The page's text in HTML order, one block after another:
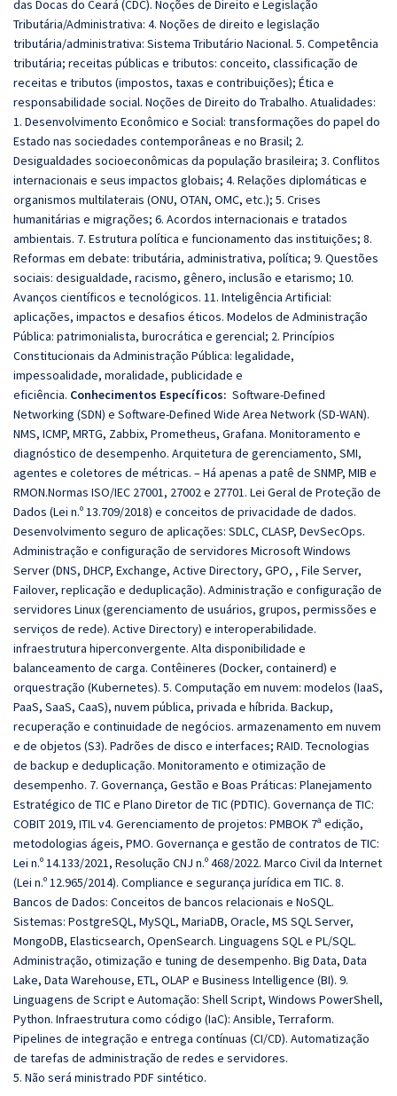
das Docas do Ceará (CDC). Noções de Direito e Legislação
Tributária/Administrativa: 4. Noções de direito e legislação
tributária/administrativa: Sistema Tributário Nacional. 5. Competência
tributária; receitas públicas e tributos: conceito, classificação de
receitas e tributos (impostos, taxas e contribuições); Ética e
responsabilidade social. Noções de Direito do Trabalho. Atualidades:
1. Desenvolvimento Econômico e Social: transformações do papel do
Estado nas sociedades contemporâneas e no Brasil; 2.
Desigualdades socioeconômicas da população brasileira; 3. Conflitos
internacionais e seus impactos globais; 4. Relações diplomáticas e
organismos multilaterais (ONU, OTAN, OMC, etc.); 5. Crises
humanitárias e migrações; 6. Acordos internacionais e tratados
ambientais. 7. Estrutura política e funcionamento das instituições; 8.
Reformas em debate: tributária, administrativa, política; 9. Questões
sociais: desigualdade, racismo, gênero, inclusão e etarismo; 10.
Avanços científicos e tecnológicos. 11. Inteligência Artificial:
aplicações, impactos e desafios éticos. Modelos de Administração
Pública: patrimonialista, burocrática e gerencial; 2. Princípios
Constitucionais da Administração Pública: legalidade,
impessoalidade, moralidade, publicidade e
eficiência. Conhecimentos Específicos: Software-Defined
Networking (SDN) e Software-Defined Wide Area Network (SD-WAN).
NMS, ICMP, MRTG, Zabbix, Prometheus, Grafana. Monitoramento e
diagnóstico de desempenho. Arquitetura de gerenciamento, SMI,
agentes e coletores de métricas. – Há apenas a patê de SNMP, MIB e
RMON.Normas ISO/IEC 27001, 27002 e 27701. Lei Geral de Proteção de
Dados (Lei n.º 13.709/2018) e conceitos de privacidade de dados.
Desenvolvimento seguro de aplicações: SDLC, CLASP, DevSecOps.
Administração e configuração de servidores Microsoft Windows
Server (DNS, DHCP, Exchange, Active Directory, GPO, , File Server,
Failover, replicação e deduplicação). Administração e configuração de
servidores Linux (gerenciamento de usuários, grupos, permissões e
serviços de rede). Active Directory) e interoperabilidade.
infraestrutura hiperconvergente. Alta disponibilidade e
balanceamento de carga. Contêineres (Docker, containerd) e
orquestração (Kubernetes). 5. Computação em nuvem: modelos (IaaS,
PaaS, SaaS, CaaS), nuvem pública, privada e híbrida. Backup,
recuperação e continuidade de negócios. armazenamento em nuvem
e de objetos (S3). Padrões de disco e interfaces; RAID. Tecnologias
de backup e deduplicação. Monitoramento e otimização de
desempenho. 7. Governança, Gestão e Boas Práticas: Planejamento
Estratégico de TIC e Plano Diretor de TIC (PDTIC). Governança de TIC:
COBIT 2019, ITIL v4. Gerenciamento de projetos: PMBOK 7ª edição,
metodologias ágeis, PMO. Governança e gestão de contratos de TIC:
Lei n.º 14.133/2021, Resolução CNJ n.º 468/2022. Marco Civil da Internet
(Lei n.º 12.965/2014). Compliance e segurança jurídica em TIC. 8.
Bancos de Dados: Conceitos de bancos relacionais e NoSQL.
Sistemas: PostgreSQL, MySQL, MariaDB, Oracle, MS SQL Server,
MongoDB, Elasticsearch, OpenSearch. Linguagens SQL e PL/SQL.
Administração, otimização e tuning de desempenho. Big Data, Data
Lake, Data Warehouse, ETL, OLAP e Business Intelligence (BI). 9.
Linguagens de Script e Automação: Shell Script, Windows PowerShell,
Python. Infraestrutura como código (IaC): Ansible, Terraform.
Pipelines de integração e entrega contínuas (CI/CD). Automatização
de tarefas de administração de redes e servidores.
5. Não será ministrado PDF sintético.